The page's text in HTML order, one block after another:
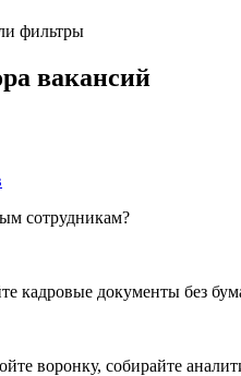
фильтры
вакансий
сотрудникам?
кадровые документы без
воронку, собирайте